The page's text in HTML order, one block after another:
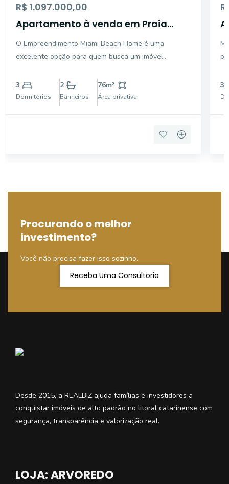
R$ 1.097.000,00
Apartamento à venda em Praia
SC
O Empreendimento Miami Beach Home é uma
excelente opção para quem busca um imóvel
mar, é um local muito procurado por brasileiros e
estrangeiros. Um local tranquilo, indicado para
aqueles que buscam descans
3
Dormitórios
2
Banheiros
76m²
Área privativa
3
Procurando o melhor
investimento?
Você não precisa fazer isso sozinho.
Receba Uma Consultoria
Desde 2015, a REALBIZ ajuda famílias e investidores a
conquistar imóveis de alto padrão no litoral catarinense com
segurança, transparência e valorização real.
LOJA: ARVOREDO